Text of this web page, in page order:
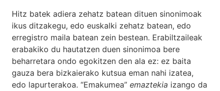
Hitz batek adiera zehatz batean dituen sinonimoak
ikus ditzakegu, edo euskalki zehatz batean, edo
erregistro maila batean zein bestean. Erabiltzaileak
erabakiko du hautatzen duen sinonimoa bere
beharretara ondo egokitzen den ala ez: ez baita
gauza bera bizkaierako kutsua eman nahi izatea,
edo lapurterakoa. “Emakumea” emaztekia izango da